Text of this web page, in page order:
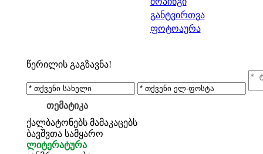
განტვირთვა
ფოტოაურა
წერილის გაგზავნა!
თემატიკა
ქალბატონებს მამაკაცებს
ბავშვთა სამყარო
ლიტერატურა